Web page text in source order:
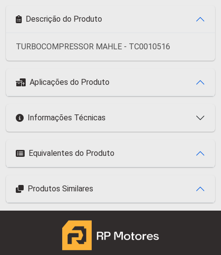
Descrição do Produto
TURBOCOMPRESSOR MAHLE - TC0010516
Aplicações do Produto
Informações Técnicas
Equivalentes do Produto
Produtos Similares